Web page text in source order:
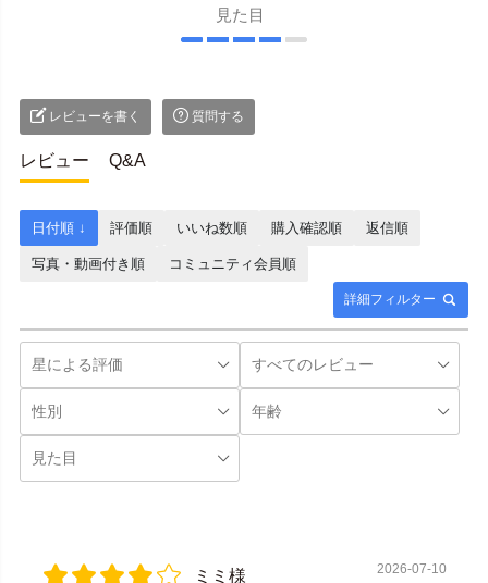
見た目
レビューを書く 質問する
レビュー Q&A
詳細フィルター
日付順 ↓ 評価順 いいね数順 購入確認順 返信順
写真・動画付き順 コミュニティ会員順
ミミ様 2026-07-10